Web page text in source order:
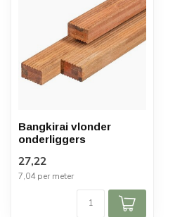
Bangkirai vlonder
onderliggers
27,22
7,04 per meter